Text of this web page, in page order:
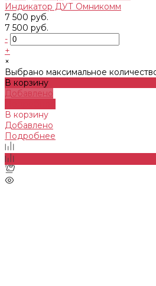
Индикатор ДУТ Омникомм
7 500 руб.
7 500 руб.
-
+
×
Выбрано максимальное
В корзину
Добавлено
В корзину
Добавлено
Подробнее